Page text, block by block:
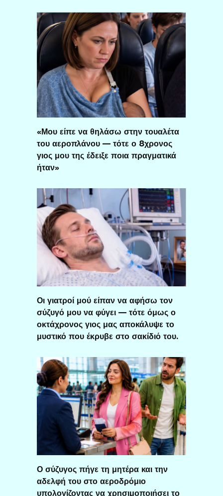
«Μου είπε να θηλάσω στην τουαλέτα
του αεροπλάνου — τότε ο 8χρονος
γιος μου της έδειξε ποια πραγματικά
ήταν»
Οι γιατροί μού είπαν να αφήσω τον
σύζυγό μου να φύγει — τότε όμως ο
οκτάχρονος γιος μας αποκάλυψε το
μυστικό που έκρυβε στο σακίδιό του.
Ο σύζυγος πήγε τη μητέρα και την
αδελφή του στο αεροδρόμιο
υπολογίζοντας να χρησιμοποιήσει το